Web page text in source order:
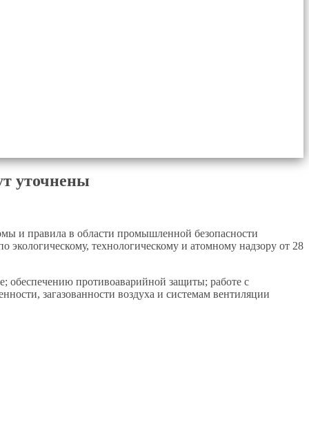
уточнены
и правила в области промышленной безопасности
технологическому и атомному надзору от 28
обеспечению противоаварийной защиты; работе с
загазованности воздуха и системам вентиляции